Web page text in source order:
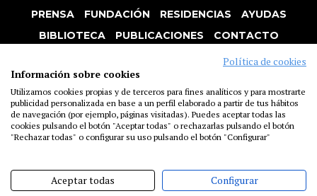
PRENSA
FUNDACIÓN RESIDENCIAS
AYUDAS
BIBLIOTECA
PUBLICACIONES
CONTACTO
COOKIES
Política de cookies
Información sobre cookies
Utilizamos cookies propias y de terceros para fines analíticos y para mostrarte
publicidad personalizada en base a un perfil elaborado a partir de tus hábitos
de navegación (por ejemplo, páginas visitadas). Puedes aceptar todas las
cookies pulsando el botón "Aceptar todas" o rechazarlas pulsando el botón
"Rechazar todas" o configurar su uso pulsando el botón "Configurar"
Aceptar todas Configurar